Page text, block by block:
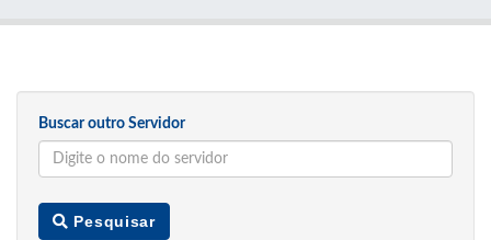
Buscar outro Servidor
Pesquisar